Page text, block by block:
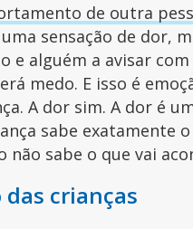
de outra
sensação de dor,
e alguém a avisar
medo. E isso é
A dor sim. A dor é
sabe exatamente o
sabe o que vai
crianças